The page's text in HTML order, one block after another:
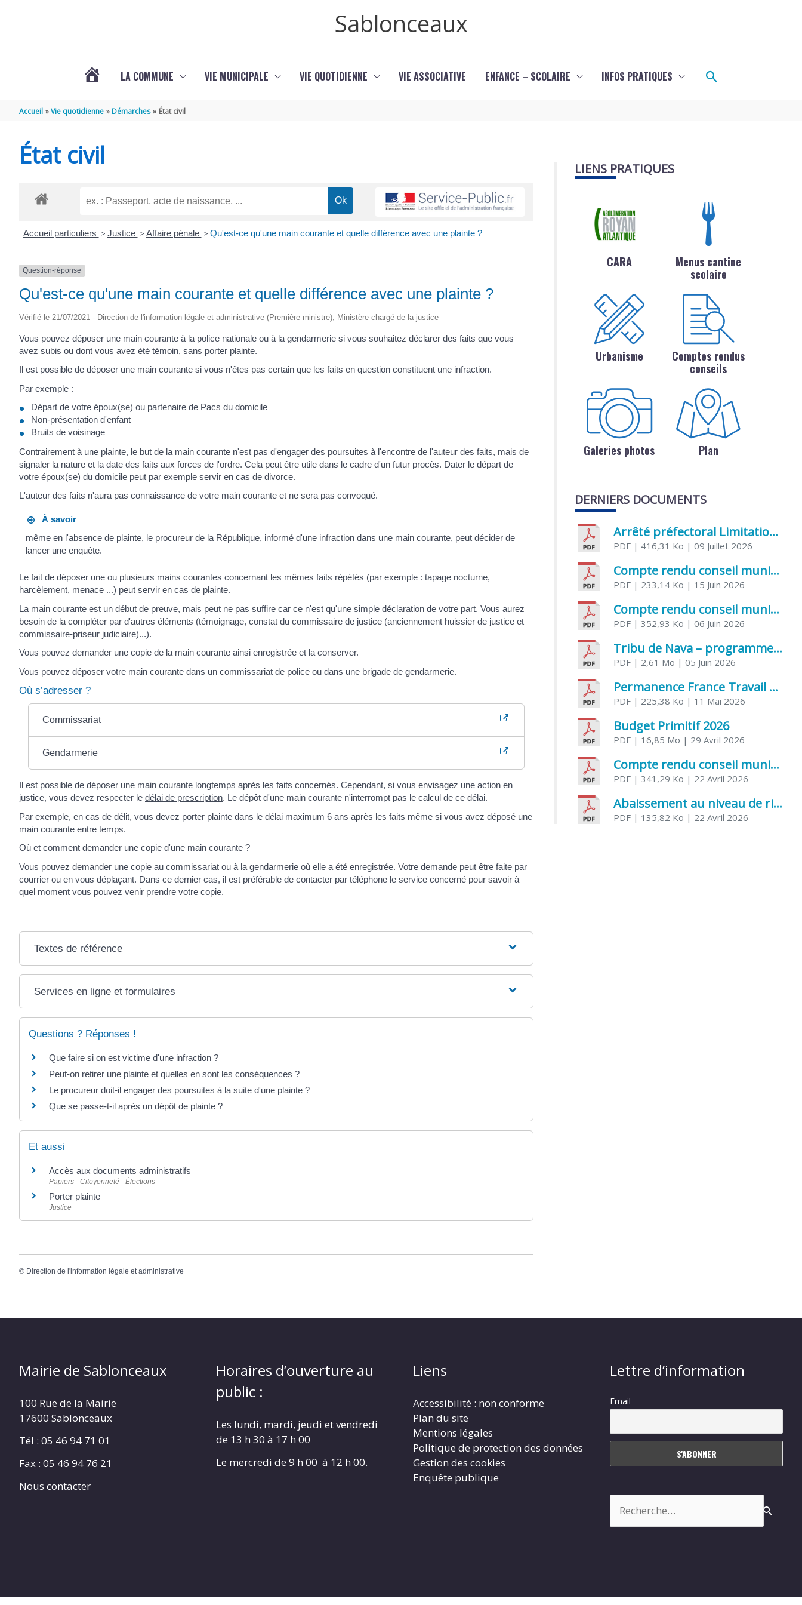
Sablonceaux
LA COMMUNE VIE MUNICIPALE VIE QUOTIDIENNE VIE ASSOCIATIVE ENFANCE – SCOLAIRE INFOS PRATIQUES Rechercher
Accueil Vie quotidienne Démarches État civil
État civil
Accueil particuliers > Justice > Affaire pénale > Qu'est-ce qu'une main courante et quelle différence avec une plainte ?
Question-réponse
Qu'est-ce qu'une main courante et quelle différence avec une plainte ?
Vérifié le 21/07/2021 - Direction de l'information légale et administrative (Première ministre), Ministère chargé de la justice
Vous pouvez déposer une main courante à la police nationale ou à la gendarmerie si vous souhaitez déclarer des faits que vous
avez subis ou dont vous avez été témoin, sans porter plainte.
Il est possible de déposer une main courante si vous n'êtes pas certain que les faits en question constituent une infraction.
Par exemple :
Départ de votre époux(se) ou partenaire de Pacs du domicile
Non-présentation d'enfant
Bruits de voisinage
Contrairement à une plainte, le but de la main courante n'est pas d'engager des poursuites à l'encontre de l'auteur des faits, mais de
signaler la nature et la date des faits aux forces de l'ordre. Cela peut être utile dans le cadre d'un futur procès. Dater le départ de
votre époux(se) du domicile peut par exemple servir en cas de divorce.
L'auteur des faits n'aura pas connaissance de votre main courante et ne sera pas convoqué.
À savoir
même en l'absence de plainte, le procureur de la République, informé d'une infraction dans une main courante, peut décider de
lancer une enquête.
Le fait de déposer une ou plusieurs mains courantes concernant les mêmes faits répétés (par exemple : tapage nocturne,
harcèlement, menace ...) peut servir en cas de plainte.
La main courante est un début de preuve, mais peut ne pas suffire car ce n'est qu'une simple déclaration de votre part. Vous aurez
besoin de la compléter par d'autres éléments (témoignage, constat du commissaire de justice (anciennement huissier de justice et
commissaire-priseur judiciaire)...).
Vous pouvez demander une copie de la main courante ainsi enregistrée et la conserver.
Vous pouvez déposer votre main courante dans un commissariat de police ou dans une brigade de gendarmerie.
Où s’adresser ?
Commissariat
Gendarmerie
Il est possible de déposer une main courante longtemps après les faits concernés. Cependant, si vous envisagez une action en
justice, vous devez respecter le délai de prescription. Le dépôt d'une main courante n'interrompt pas le calcul de ce délai.
Par exemple, en cas de délit, vous devez porter plainte dans le délai maximum 6 ans après les faits même si vous avez déposé une
main courante entre temps.
Où et comment demander une copie d'une main courante ?
Vous pouvez demander une copie au commissariat ou à la gendarmerie où elle a été enregistrée. Votre demande peut être faite par
courrier ou en vous déplaçant. Dans ce dernier cas, il est préférable de contacter par téléphone le service concerné pour savoir à
quel moment vous pouvez venir prendre votre copie.
Textes de référence
Services en ligne et formulaires
Questions ? Réponses !
Que faire si on est victime d'une infraction ?
Peut-on retirer une plainte et quelles en sont les conséquences ?
Le procureur doit-il engager des poursuites à la suite d'une plainte ?
Que se passe-t-il après un dépôt de plainte ?
Et aussi
Accès aux documents administratifs
Papiers - Citoyenneté - Élections
Porter plainte
Justice
© Direction de l'information légale et administrative
LIENS PRATIQUES
CARA
Menus cantine
scolaire
Urbanisme
Comptes rendus
conseils
Galeries photos Plan
DERNIERS DOCUMENTS
Arrêté préfectoral Limitation provisoire des usages de l’eau
PDF | 416,31 Ko | 09 Juillet 2026
Compte rendu conseil municipal 5 juin 2026 sénatoriale
PDF | 233,14 Ko | 15 Juin 2026
Compte rendu conseil municipal – 21 avril 2026
PDF | 352,93 Ko | 06 Juin 2026
Tribu de Nava – programme et inscriptions été 2026
PDF | 2,61 Mo | 05 Juin 2026
Permanence France Travail au CCAS de Saujon Juin 2026
PDF | 225,38 Ko | 11 Mai 2026
Budget Primitif 2026
PDF | 16,85 Mo | 29 Avril 2026
Compte rendu conseil municipal – 7 avril 2026
PDF | 341,29 Ko | 22 Avril 2026
Abaissement au niveau de risque modéré de l’Influenza aviaire
PDF | 135,82 Ko | 22 Avril 2026
Mairie de Sablonceaux
100 Rue de la Mairie
17600 Sablonceaux
Tél : 05 46 94 71 01
Fax : 05 46 94 76 21
Nous contacter
Horaires d’ouverture au
public :
Les lundi, mardi, jeudi et vendredi
de 13 h 30 à 17 h 00
Le mercredi de 9 h 00 à 12 h 00.
Liens
Accessibilité : non conforme
Plan du site
Mentions légales
Politique de protection des données
Gestion des cookies
Enquête publique
Lettre d’information
Email